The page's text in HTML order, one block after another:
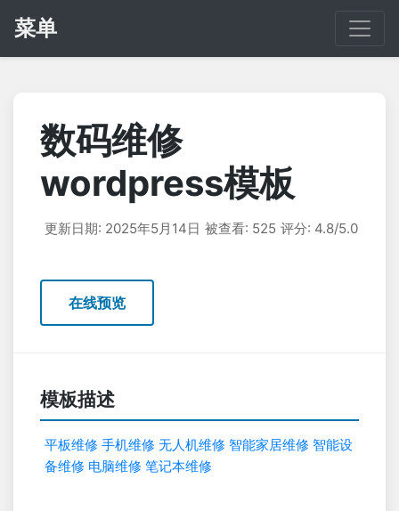
菜单
数码维修
wordpress模板
更新日期: 2025年5月14日 被查看: 525 评分: 4.8/5.0
在线预览
模板描述
平板维修 手机维修 无人机维修 智能家居维修 智能设
备维修 电脑维修 笔记本维修